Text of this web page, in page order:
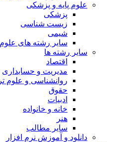
علوم پایه و پزشکی
پزشکی
زیست شناسی
شیمی
سایر رشته های علوم پایه
سایر رشته ها
اقتصاد
مدیریت و حسابداری
روانشناسی و علوم تربیتی
حقوق
ادبیات
خانه و خانواده
هنر
سایر مطالب
دانلود و آموزش نرم افزار